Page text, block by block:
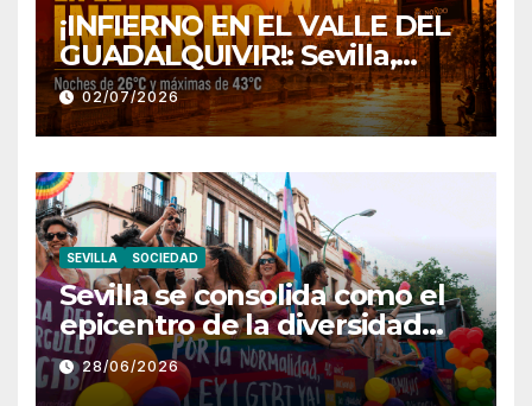
¡INFIERNO EN EL VALLE DEL
GUADALQUIVIR!: Sevilla,
atrapada en un «domo de
calor» con noches tórridas a
26°C y máximas que rozan los
43°C
02/07/2026
SEVILLA SOCIEDAD
Sevilla se consolida como el
epicentro de la diversidad
con una multitudinaria
Marcha del Orgullo de
28/06/2026